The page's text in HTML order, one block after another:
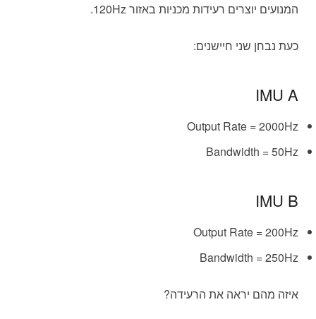
המנועים יוצרים רעידות מכניות באזור 120Hz.
כעת נבחן שני חיישנים:
IMU A
Output Rate = 2000Hz
Bandwidth = 50Hz
IMU B
Output Rate = 200Hz
Bandwidth = 250Hz
איזה מהם יראה את הרעידה?